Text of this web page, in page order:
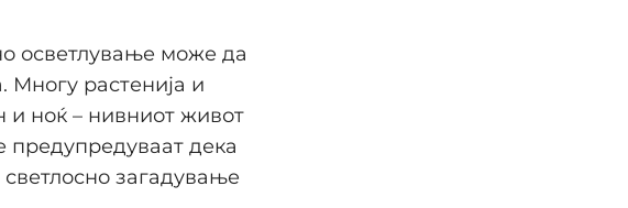
осветлување може да
растенија и
и ноќ – нивниот живот
предупредуваат дека
загадување